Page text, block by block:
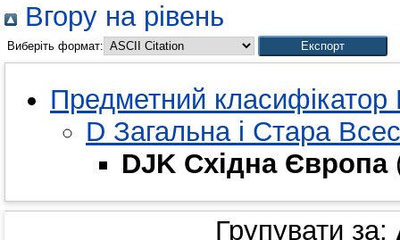
Вгору на рівень
Виберіть формат:
Предметний
D Загальна і Стара
DJK Східна Європа
Групувати за: